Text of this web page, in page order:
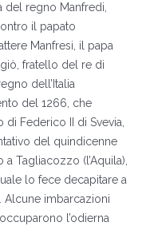
regno Manfredi,
il papato
Manfresi, il papa
fratello del re di
dell’Italia
del 1266, che
Federico II di Svevia,
del quindicenne
Tagliacozzo (l’Aquila),
lo fece decapitare a
Alcune imbarcazioni
l’odierna